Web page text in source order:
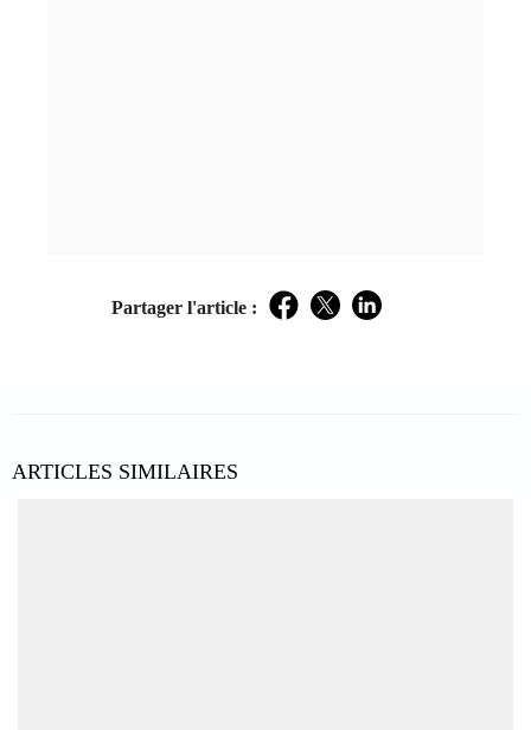
Partager l'article : Facebook
TwitterLinkedIn
ARTICLES SIMILAIRES